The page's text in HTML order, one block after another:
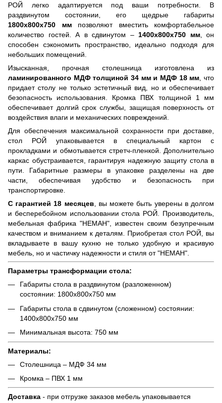
РОЙ легко адаптируется под ваши потребности. В
раздвинутом состоянии, его щедрые габариты
1800х800х750 ммпозволяют вместить комфортабельное
количество гостей. А в сдвинутом – 1400х800х750 мм, он
способен сэкономить пространство, идеально подходя для
небольших помещений.
Изысканная, прочная столешница изготовлена из
ламинированного МДФ толщиной 34 мм и МДФ 18 мм, что
придает столу не только эстетичный вид, но и обеспечивает
безопасность использования. Кромка ПВХ толщиной 1 мм
обеспечивает долгий срок службы, защищая поверхность от
воздействия влаги и механических повреждений.
Для обеспечения максимальной сохранности при доставке,
стол РОЙ упаковывается в специальный картон с
прокладками и обмотывается стретч-пленкой. Дополнительно
каркас обустраивается, гарантируя надежную защиту стола в
пути. Габаритные размеры в упаковке разделены на две
части, обеспечивая удобство и безопасность при
транспортировке.
С гарантией 18 месяцев, вы можете быть уверены в долгом
и бесперебойном использовании стола РОЙ. Производитель,
мебельная фабрика "НЕМАН", известен своим безупречным
качеством и вниманием к деталям. Приобретая стол РОЙ, вы
вкладываете в вашу кухню не только удобную и красивую
мебель, но и частичку надежности и стиля от "НЕМАН".
Параметры трансформации стола:
Габариты стола в раздвинутом (разложенном)
состоянии: 1800х800х750 мм
Габариты стола в сдвинутом (сложенном) состоянии:
1400х800х750 мм
Минимальная высота: 750 мм
Материалы:
Столешница – МДФ 34 мм
Кромка – ПВХ 1 мм
Доставка - при отгрузке заказов мебель упаковывается